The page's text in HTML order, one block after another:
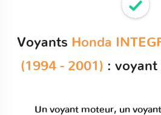
Voyants Honda
(1994 - 2001) : voyant
Un voyant moteur, un